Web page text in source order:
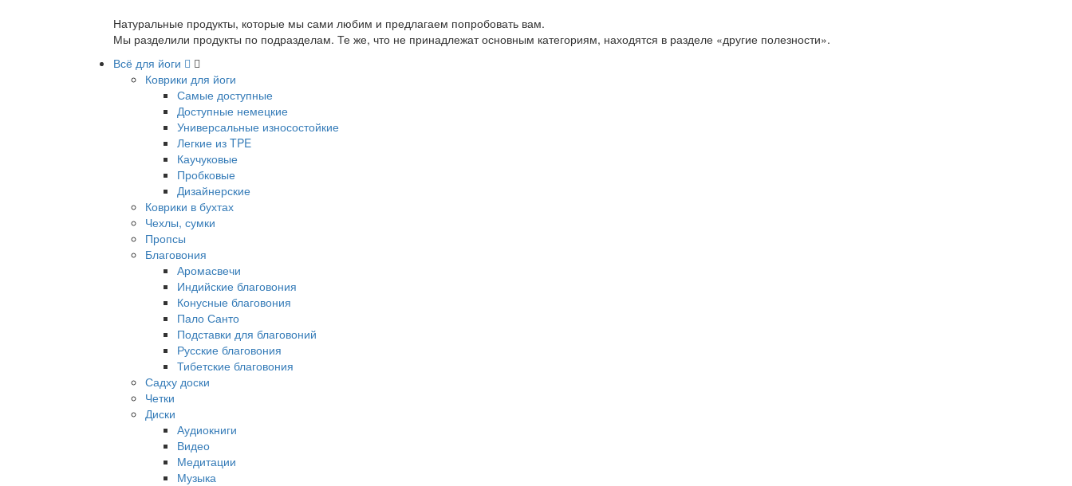
Натуральные продукты, которые мы сами любим и предлагаем попробовать вам.
Мы разделили продукты по подразделам. Те же, что не принадлежат основным категориям, находятся в разделе «другие полезности».
Всё для йоги
Коврики для йоги
Самые доступные
Доступные немецкие
Универсальные износостойкие
Легкие из TPE
Каучуковые
Пробковые
Дизайнерские
Коврики в бухтах
Чехлы, сумки
Пропсы
Благовония
Аромасвечи
Индийские благовония
Конусные благовония
Пало Санто
Подставки для благовоний
Русские благовония
Тибетские благовония
Садху доски
Четки
Диски
Аудиокниги
Видео
Медитации
Музыка